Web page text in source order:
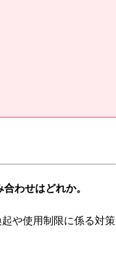
わせはどれか。
や使用制限に係る対策